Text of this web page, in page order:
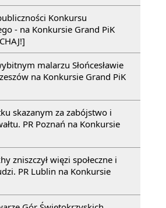
Konkursu
- na Konkursie Grand PiK
malarzu Słońcesławie
na Konkursie Grand PiK
skazanym za zabójstwo i
PR Poznań na Konkursie
zniszczył więzi społeczne i
PR Lublin na Konkursie